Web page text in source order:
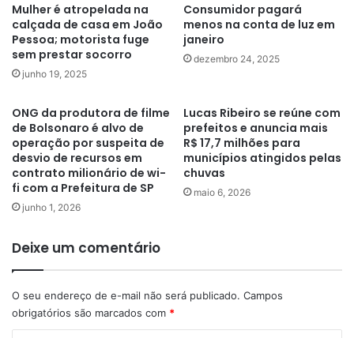
Mulher é atropelada na
calçada de casa em João
Pessoa; motorista fuge
sem prestar socorro
junho 19, 2025
Consumidor pagará
menos na conta de luz em
janeiro
dezembro 24, 2025
ONG da produtora de filme
de Bolsonaro é alvo de
operação por suspeita de
desvio de recursos em
contrato milionário de wi-
fi com a Prefeitura de SP
junho 1, 2026
Lucas Ribeiro se reúne com
prefeitos e anuncia mais
R$ 17,7 milhões para
municípios atingidos pelas
chuvas
maio 6, 2026
Deixe um comentário
O seu endereço de e-mail não será publicado. Campos
obrigatórios são marcados com *